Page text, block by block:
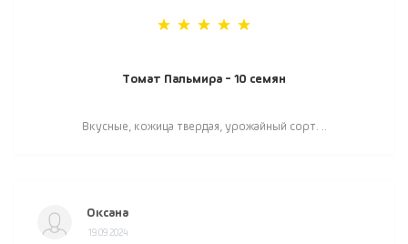
Томат Пальмира - 10 семян
Вкусные, кожица твердая, урожайный сорт. ..
Оксана
19.09.2024